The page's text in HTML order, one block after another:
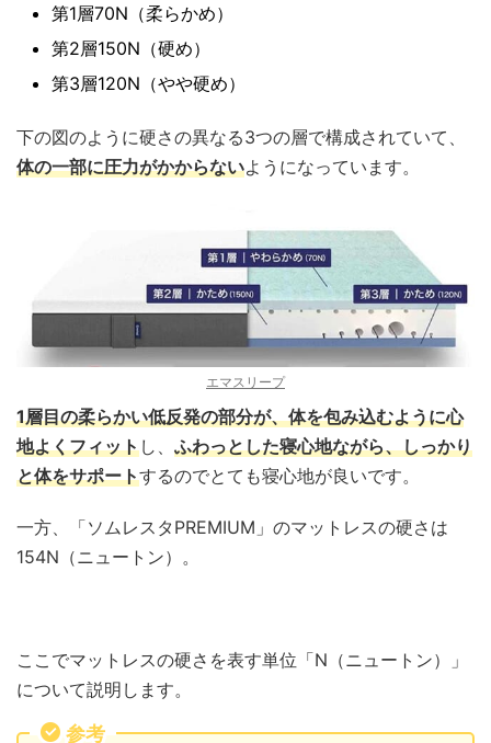
第1層70N（柔らかめ）
第2層150N（硬め）
第3層120N（やや硬め）
下の図のように硬さの異なる3つの層で構成されていて、
体の一部に圧力がかからないようになっています。
エマスリープ
1層目の柔らかい低反発の部分が、体を包み込むように心
地よくフィットし、 ふわっとした寝心地ながら、しっかり
と体をサポートするのでとても寝心地が良いです。
一方、「ソムレスタPREMIUM」のマットレスの硬さは
154N（ニュートン）。
ここでマットレスの硬さを表す単位「N（ニュートン）」
について説明します。
参考